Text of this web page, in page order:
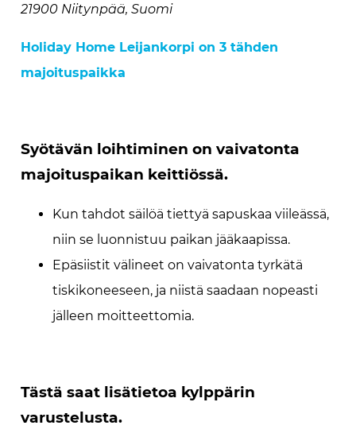
21900 Niitynpää, Suomi
Holiday Home Leijankorpi on 3 tähden
majoituspaikka
Syötävän loihtiminen on vaivatonta
majoituspaikan keittiössä.
Kun tahdot säilöä tiettyä sapuskaa viileässä,
niin se luonnistuu paikan jääkaapissa.
Epäsiistit välineet on vaivatonta tyrkätä
tiskikoneeseen, ja niistä saadaan nopeasti
jälleen moitteettomia.
Tästä saat lisätietoa kylppärin
varustelusta.